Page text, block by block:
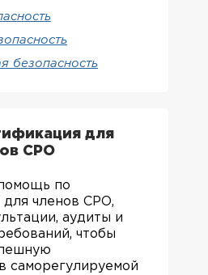
безопасность
для
СРО
по
членов СРО,
аудиты и
чтобы
саморегулируемой